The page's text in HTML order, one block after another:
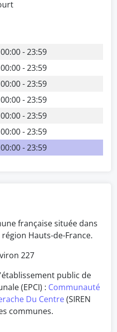
00:00 - 23:59
00:00 - 23:59
00:00 - 23:59
00:00 - 23:59
00:00 - 23:59
00:00 - 23:59
00:00 - 23:59
française située dans
Hauts-de-France.
227
public de
(EPCI) : Communauté
Du Centre(SIREN
communes.